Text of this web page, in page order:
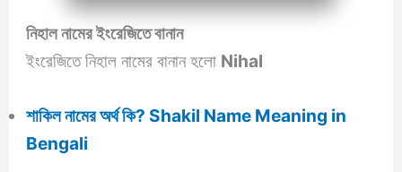
নিহাল নামের ইংরেজিতে বানান
ইংরেজিতে নিহাল নামের বানান হলো Nihal
শাকিল নামের অর্থ কি? Shakil Name Meaning in
Bengali